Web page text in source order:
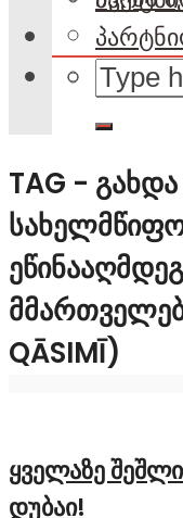
TAG -
QĀSIMĪ)
ყველაზე
დუბაი!